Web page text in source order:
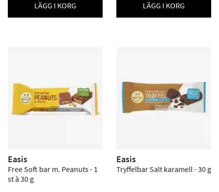
LÄGG I KORG LÄGG I KORG
Easis
Free Soft bar m. Peanuts - 1
st à 30 g
Easis
Tryffelbar Salt karamell - 30 g